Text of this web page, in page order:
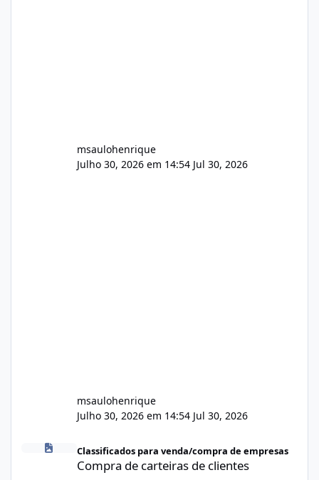
msaulohenrique
Julho 30, 2026 em 14:54 Jul 30, 2026
msaulohenrique
Julho 30, 2026 em 14:54 Jul 30, 2026
Classificados para venda/compra de empresas
Compra de carteiras de clientes